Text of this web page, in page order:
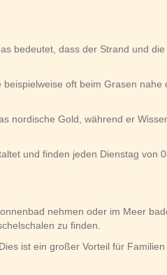
bedeutet, dass der Strand und die
oft beim Grasen nahe
nordische Gold, während er
und finden jeden Dienstag von
nehmen oder im Meer
zu finden.
ist ein großer Vorteil für Familien